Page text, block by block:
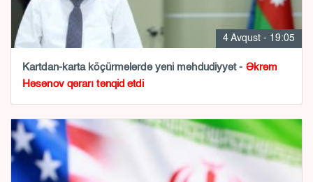
4 Avqust - 19:05
Kartdan-karta köçürmələrdə yeni məhdudiyyət - Əkrəm
Həsənov qərarı tənqid etdi